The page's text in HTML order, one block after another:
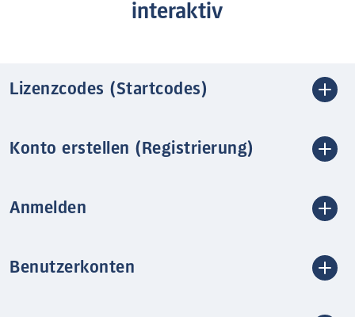
interaktiv
Lizenzcodes (Startcodes)
Konto erstellen (Registrierung)
Anmelden
Benutzerkonten